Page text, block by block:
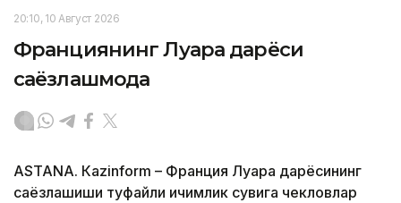
20:10, 10 Август 2026
Франциянинг Луара дарёси
саёзлашмоқда
ASTANА. Кazinform – Франция Луара дарёсининг
саёзлашиши туфайли ичимлик сувига чекловлар